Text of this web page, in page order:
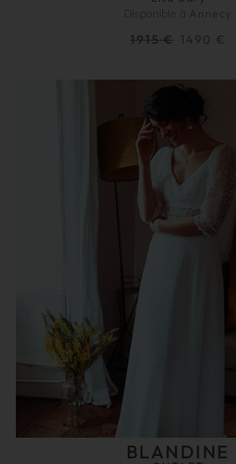
Disponible à Annecy
1915€ 1490 €
BLANDINE